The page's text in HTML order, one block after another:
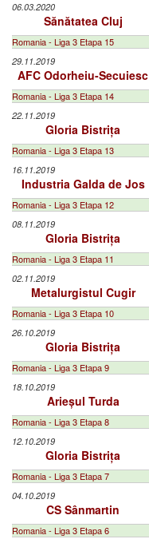
06.03.2020
Sănătatea Cluj
Romania - Liga 3 Etapa 15
29.11.2019
AFC Odorheiu-Secuiesc
Romania - Liga 3 Etapa 14
22.11.2019
Gloria Bistrița
Romania - Liga 3 Etapa 13
16.11.2019
Industria Galda de Jos
Romania - Liga 3 Etapa 12
08.11.2019
Gloria Bistrița
Romania - Liga 3 Etapa 11
02.11.2019
Metalurgistul Cugir
Romania - Liga 3 Etapa 10
26.10.2019
Gloria Bistrița
Romania - Liga 3 Etapa 9
18.10.2019
Arieșul Turda
Romania - Liga 3 Etapa 8
12.10.2019
Gloria Bistrița
Romania - Liga 3 Etapa 7
04.10.2019
CS Sânmartin
Romania - Liga 3 Etapa 6